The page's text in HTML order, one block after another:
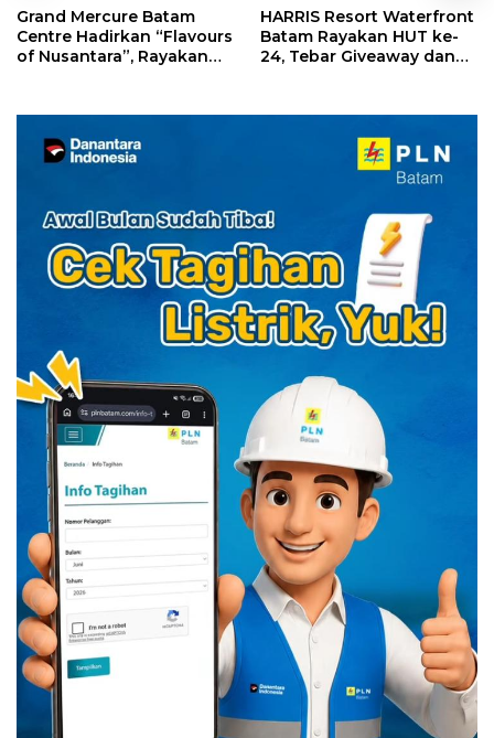
Grand Mercure Batam
Centre Hadirkan “Flavours
of Nusantara”, Rayakan
HARRIS Resort Waterfront
Batam Rayakan HUT ke-
24, Tebar Giveaway dan